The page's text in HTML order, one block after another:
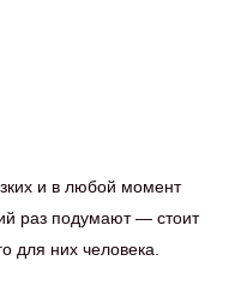
и в любой момент
раз подумают — стоит
для них человека.